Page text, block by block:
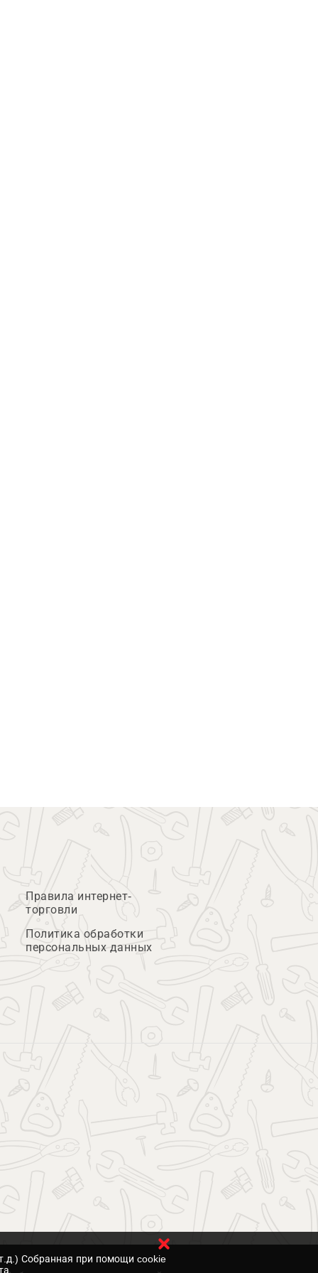
Правила интернет-
торговли
Политика обработки
персональных данных
Собранная при помощи cookie